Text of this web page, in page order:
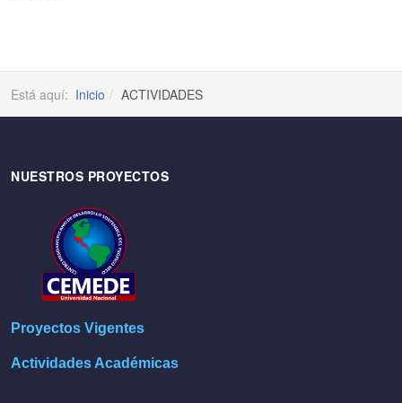
Está aquí: Inicio ACTIVIDADES
NUESTROS PROYECTOS
Proyectos Vigentes
Actividades Académicas